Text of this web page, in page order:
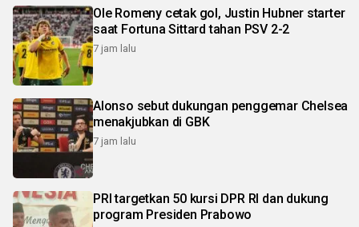
Ole Romeny cetak gol, Justin Hubner starter
saat Fortuna Sittard tahan PSV 2-2
7 jam lalu
Alonso sebut dukungan penggemar Chelsea
menakjubkan di GBK
7 jam lalu
PRI targetkan 50 kursi DPR RI dan dukung
program Presiden Prabowo